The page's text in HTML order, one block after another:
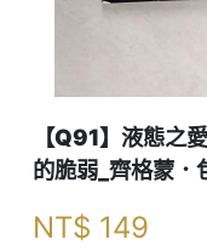
【Q91】液態之
的脆弱_齊格蒙．
NT$ 149